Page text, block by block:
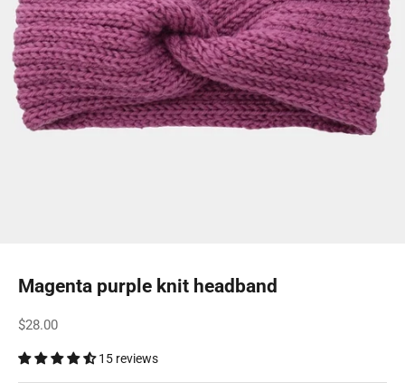
Magenta purple knit headband
Sale price
$28.00
15 reviews